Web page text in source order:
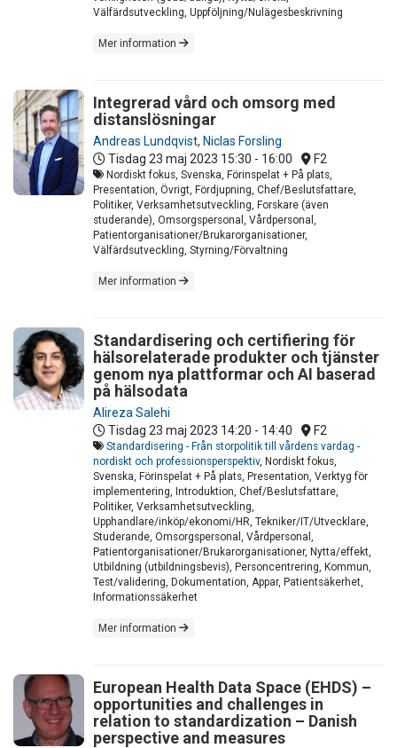
Välfärdsutveckling, Uppföljning/Nulägesbeskrivning
Mer information
Integrerad vård och omsorg med
distanslösningar
Andreas Lundqvist, Niclas Forsling
Tisdag 23 maj 2023 15:30 - 16:00 F2
Nordiskt fokus, Svenska, Förinspelat + På plats,
Presentation, Övrigt, Fördjupning, Chef/Beslutsfattare,
Politiker, Verksamhetsutveckling, Forskare (även
studerande), Omsorgspersonal, Vårdpersonal,
Patientorganisationer/Brukarorganisationer,
Välfärdsutveckling, Styrning/Förvaltning
Mer information
Standardisering och certifiering för
hälsorelaterade produkter och tjänster
genom nya plattformar och AI baserad
på hälsodata
Alireza Salehi
Tisdag 23 maj 2023 14:20 - 14:40 F2
Standardisering - Från storpolitik till vårdens vardag -
nordiskt och professionsperspektiv, Nordiskt fokus,
Svenska, Förinspelat + På plats, Presentation, Verktyg för
implementering, Introduktion, Chef/Beslutsfattare,
Politiker, Verksamhetsutveckling,
Upphandlare/inköp/ekonomi/HR, Tekniker/IT/Utvecklare,
Studerande, Omsorgspersonal, Vårdpersonal,
Patientorganisationer/Brukarorganisationer, Nytta/effekt,
Utbildning (utbildningsbevis), Personcentrering, Kommun,
Test/validering, Dokumentation, Appar, Patientsäkerhet,
Informationssäkerhet
Mer information
European Health Data Space (EHDS) –
opportunities and challenges in
relation to standardization – Danish
perspective and measures